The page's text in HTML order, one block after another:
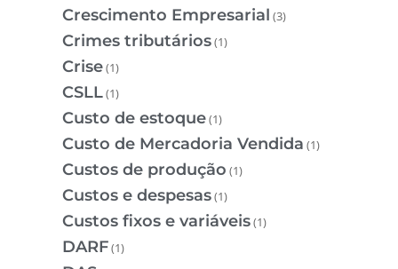
Crescimento Empresarial (3)
Crimes tributários(1)
Crise(1)
CSLL(1)
Custo de estoque(1)
Custo de Mercadoria Vendida (1)
Custos de produção (1)
Custos e despesas(1)
Custos fixos e variáveis(1)
DARF(1)